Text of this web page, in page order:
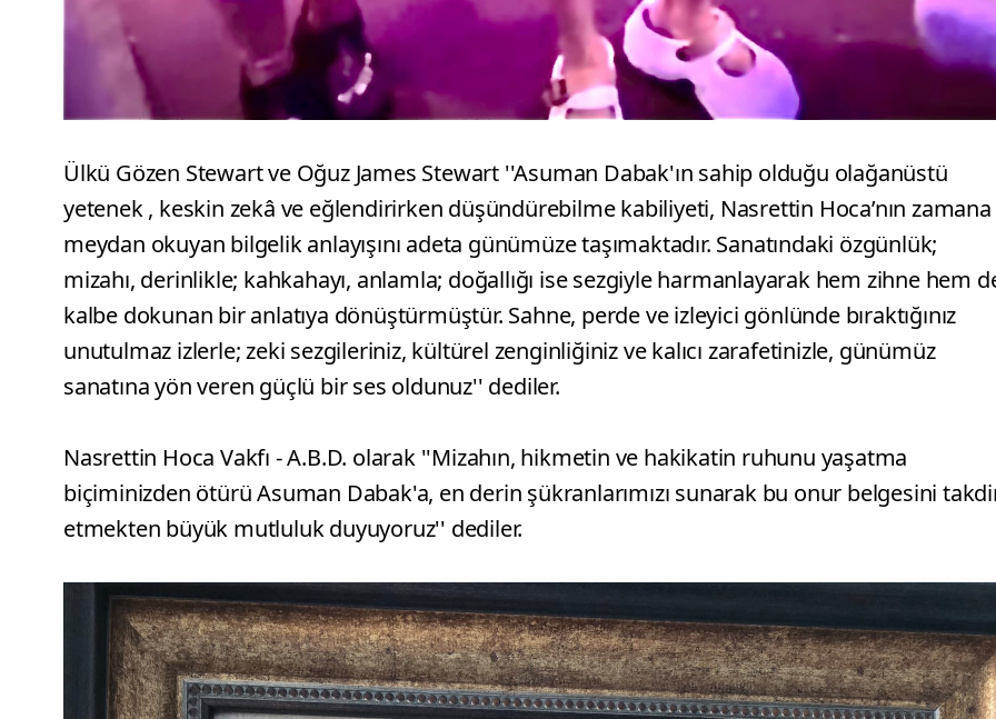
Ülkü Gözen Stewart ve Oğuz James Stewart ''Asuman Dabak'ın sahip olduğu olağanüstü
yetenek , keskin zekâ ve eğlendirirken düşündürebilme kabiliyeti, Nasrettin Hoca’nın zamana
meydan okuyan bilgelik anlayışını adeta günümüze taşımaktadır. Sanatındaki özgünlük;
mizahı, derinlikle; kahkahayı, anlamla; doğallığı ise sezgiyle harmanlayarak hem zihne hem
kalbe dokunan bir anlatıya dönüştürmüştür. Sahne, perde ve izleyici gönlünde bıraktığınız
unutulmaz izlerle; zeki sezgileriniz, kültürel zenginliğiniz ve kalıcı zarafetinizle, günümüz
sanatına yön veren güçlü bir ses oldunuz'' dediler.
Nasrettin Hoca Vakfı - A.B.D. olarak ''Mizahın, hikmetin ve hakikatin ruhunu yaşatma
biçiminizden ötürü Asuman Dabak'a, en derin şükranlarımızı sunarak bu onur belgesini
etmekten büyük mutluluk duyuyoruz'' dediler.